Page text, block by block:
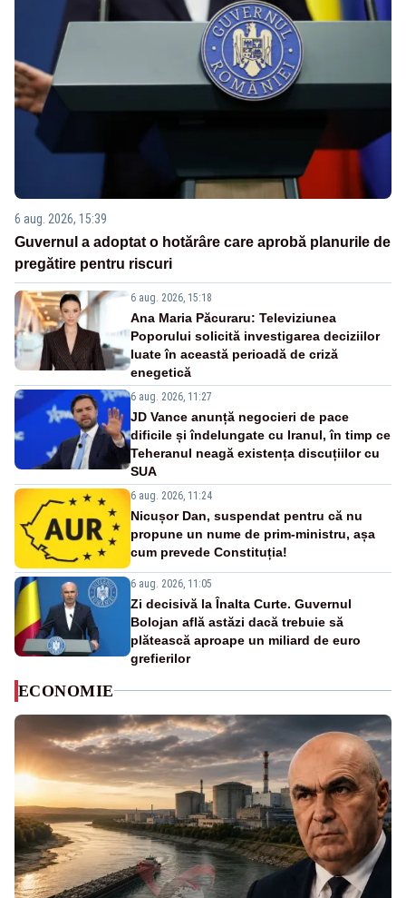
6 aug. 2026, 15:39
Guvernul a adoptat o hotărâre care aprobă planurile de
pregătire pentru riscuri
6 aug. 2026, 15:18
Ana Maria Păcuraru: Televiziunea
Poporului solicită investigarea deciziilor
luate în această perioadă de criză
enegetică
6 aug. 2026, 11:27
JD Vance anunță negocieri de pace
dificile și îndelungate cu Iranul, în timp ce
Teheranul neagă existența discuțiilor cu
SUA
6 aug. 2026, 11:24
Nicușor Dan, suspendat pentru că nu
propune un nume de prim-ministru, așa
cum prevede Constituția!
6 aug. 2026, 11:05
Zi decisivă la Înalta Curte. Guvernul
Bolojan află astăzi dacă trebuie să
plătească aproape un miliard de euro
grefierilor
ECONOMIE